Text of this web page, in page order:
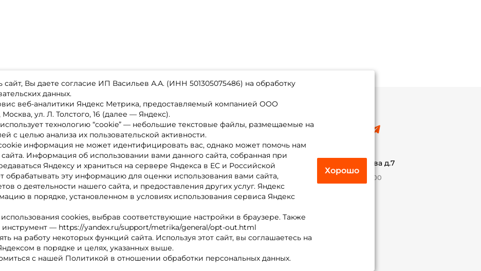
сайт, Вы даете согласие ИП Васильев А.А. (ИНН 501305075486) на обработку
данных.
веб-аналитики Яндекс Метрика, предоставляемый компанией ООО
Москва, ул. Л. Толстого, 16 (далее — Яндекс).
технологию “cookie” — небольшие текстовые файлы, размещаемые на
с целью анализа их пользовательской активности.
информация не может идентифицировать вас, однако может помочь нам
Информация об использовании вами данного сайта, собранная при
Яндексу и храниться на сервере Яндекса в ЕС и Российской
обрабатывать эту информацию для оценки использования вами сайта,
о деятельности нашего сайта, и предоставления других услуг. Яндекс
в порядке, установленном в условиях использования сервиса Яндекс
cookies, выбрав соответствующие настройки в браузере. Также
инструмент — https://yandex.ru/support/metrika/general/opt-out.html
на работу некоторых функций сайта. Используя этот сайт, вы соглашаетесь на
в порядке и целях, указанных выше.
с нашей Политикой в отношении обработки персональных данных.
Хорошо
О магазине
Доставка
Оплата
Fox-bonus
Гуру
Контакты
Политика обработки ПД
Каталог товаров
Акции
Новинки
Бренды
Партнерская программа
8 (495) 532-77-88
ул. Плеханова д.7
Ежедневно 10:00 до 20:00